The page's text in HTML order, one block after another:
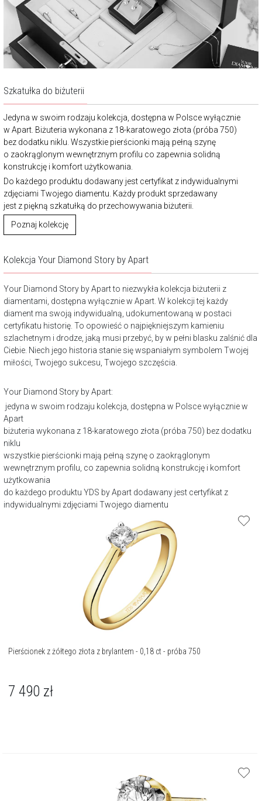
Szkatułka do biżuterii
Jedyna w swoim rodzaju kolekcja, dostępna w Polsce wyłącznie
w Apart. Biżuteria wykonana z 18-karatowego złota (próba 750)
bez dodatku niklu. Wszystkie pierścionki mają pełną szynę
o zaokrąglonym wewnętrznym profilu co zapewnia solidną
konstrukcję i komfort użytkowania.
Do każdego produktu dodawany jest certyfikat z indywidualnymi
zdjęciami Twojego diamentu. Każdy produkt sprzedawany
jest z piękną szkatułką do przechowywania biżuterii.
Poznaj kolekcję
Kolekcja Your Diamond Story by Apart
Your Diamond Story by Apart to niezwykła kolekcja biżuterii z
diamentami, dostępna wyłącznie w Apart. W kolekcji tej każdy
diament ma swoją indywidualną, udokumentowaną w postaci
certyfikatu historię. To opowieść o najpiękniejszym kamieniu
szlachetnym i drodze, jaką musi przebyć, by w pełni blasku zalśnić dla
Ciebie. Niech jego historia stanie się wspaniałym symbolem Twojej
miłości, Twojego sukcesu, Twojego szczęścia.
Your Diamond Story by Apart:
jedyna w swoim rodzaju kolekcja, dostępna w Polsce wyłącznie w
Apart
biżuteria wykonana z 18-karatowego złota (próba 750) bez dodatku
niklu
wszystkie pierścionki mają pełną szynę o zaokrąglonym
wewnętrznym profilu, co zapewnia solidną konstrukcję i komfort
użytkowania
do każdego produktu YDS by Apart dodawany jest certyfikat z
indywidualnymi zdjęciami Twojego diamentu
Pierścionek z żółtego złota z brylantem - 0,18 ct - próba 750
7 490 zł